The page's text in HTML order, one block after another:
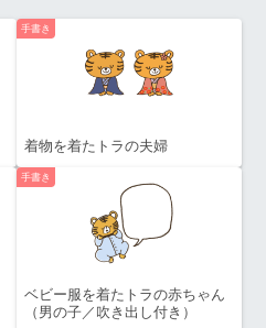
手書き
着物を着たトラの夫婦
手書き
ベビー服を着たトラの赤ちゃん
（男の子／吹き出し付き）